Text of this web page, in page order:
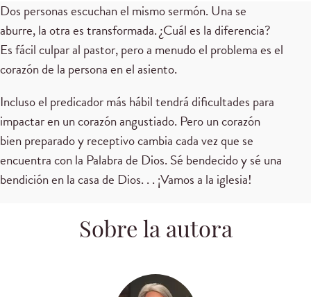
Dos personas escuchan el mismo sermón. Una se
aburre, la otra es transformada. ¿Cuál es la diferencia?
Es fácil culpar al pastor, pero a menudo el problema es el
corazón de la persona en el asiento.
Incluso el predicador más hábil tendrá dificultades para
impactar en un corazón angustiado. Pero un corazón
bien preparado y receptivo cambia cada vez que se
encuentra con la Palabra de Dios. Sé bendecido y sé una
bendición en la casa de Dios. . . ¡Vamos a la iglesia!
Sobre la autora